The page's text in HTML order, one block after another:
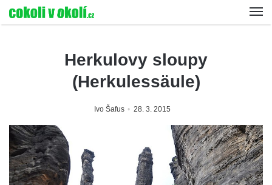
Herkulovy sloupy
(Herkulessäule)
Ivo Šafus 28. 3. 2015